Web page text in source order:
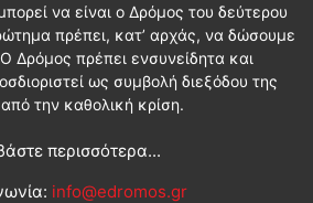
να είναι ο Δρόμος του δεύτερου
πρέπει, κατ’ αρχάς, να δώσουμε
Δρόμος πρέπει ενσυνείδητα και
ως συμβολή διεξόδου της
την καθολική κρίση.
περισσότερα...
info@edromos.gr